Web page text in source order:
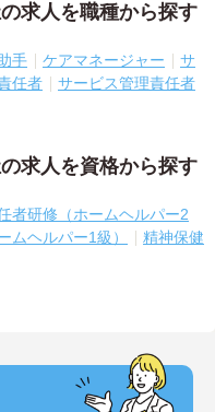
求人を職種から探す
手 ケアマネージャー
サ
任者
サービス管理責任者
求人を資格から探す
者研修（ホームヘルパー2
ムヘルパー1級）
精神保健